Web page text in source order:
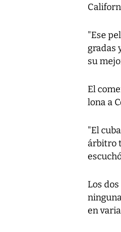
"Ese
gradas
su
El
lona a
"El
árbitro
Los
en